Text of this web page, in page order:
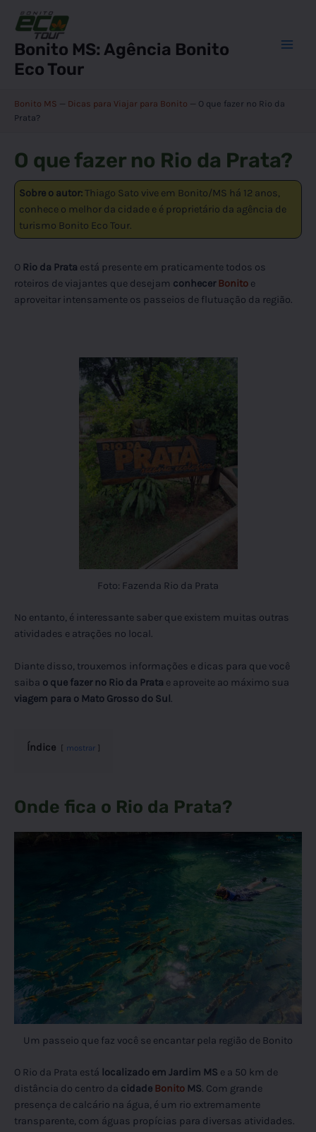
para
conteúdo
Bonito MS: Agência Bonito
Eco Tour
Bonito MS — Dicas para Viajar para Bonito — O que fazer no Rio da
Prata?
O que fazer no Rio da Prata?
Sobre o autor:Thiago Sato vive em Bonito/MS há 12 anos,
conhece o melhor da cidade e é proprietário da agência de
turismo Bonito Eco Tour.
O Rio da Prata está presente em praticamente todos os
roteiros de viajantes que desejam conhecerBonito e
aproveitar intensamente os passeios de flutuação da região.
Foto: Fazenda Rio da Prata
No entanto, é interessante saber que existem muitas outras
atividades e atrações no local.
Diante disso, trouxemos informações e dicas para que você
saiba o que fazer no Rio da Prata e aproveite ao máximo sua
viagem para o Mato Grosso do Sul .
Índice mostrar
Onde fica o Rio da Prata?
Um passeio que faz você se encantar pela região de Bonito
O Rio da Prata está localizado em Jardim MS e a 50 km de
distância do centro da cidade Bonito MS. Com grande
presença de calcário na água, é um rio extremamente
transparente, com águas propícias para diversas atividades.